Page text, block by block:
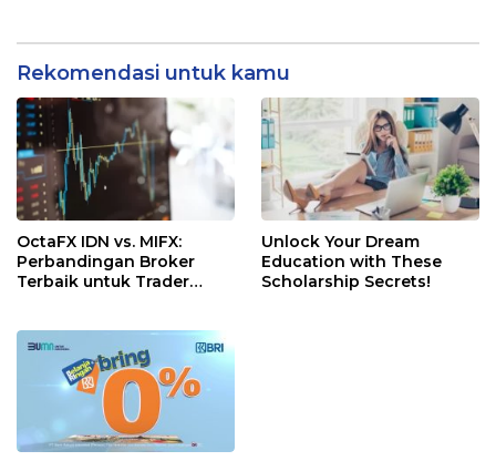
Rekomendasi untuk kamu
OctaFX IDN vs. MIFX:
Perbandingan Broker
Terbaik untuk Trader
Unlock Your Dream
Education with These
Scholarship Secrets!